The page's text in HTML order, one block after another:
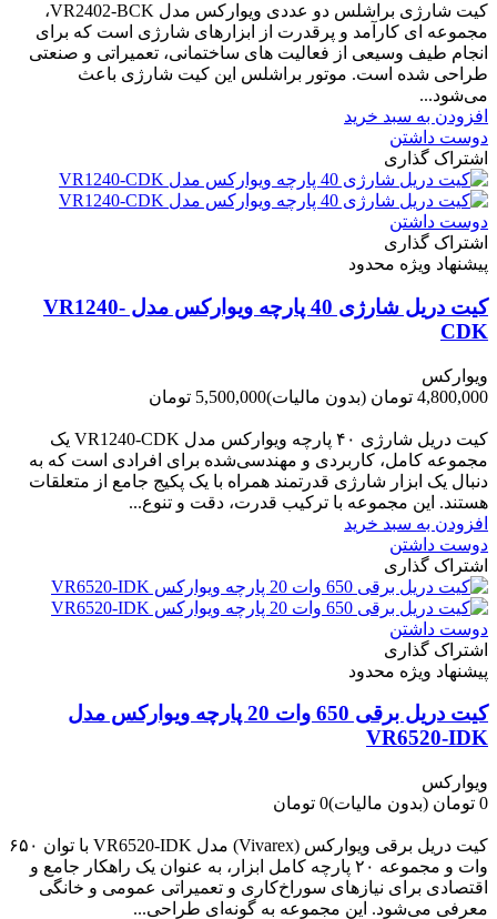
کیت شارژی براشلس دو عددی ویوارکس مدل VR2402-BCK،
مجموعه ای کارآمد و پرقدرت از ابزارهای شارژی است که برای
انجام طیف وسیعی از فعالیت های ساختمانی، تعمیراتی و صنعتی
طراحی شده است. موتور براشلس این کیت شارژی باعث
می‌شود...
افزودن به سبد خرید
دوست داشتن
اشتراک گذاری
دوست داشتن
اشتراک گذاری
پیشنهاد ویژه محدود
کیت دریل شارژی 40 پارچه ویوارکس مدل VR1240-
CDK
ویوارکس
4,800,000 تومان
(بدون مالیات)5,500,000 تومان
کیت دریل شارژی ۴۰ پارچه ویوارکس مدل VR1240‑CDK یک
مجموعه کامل، کاربردی و مهندسی‌شده برای افرادی است که به
دنبال یک ابزار شارژی قدرتمند همراه با یک پکیج جامع از متعلقات
هستند. این مجموعه با ترکیب قدرت، دقت و تنوع...
افزودن به سبد خرید
دوست داشتن
اشتراک گذاری
دوست داشتن
اشتراک گذاری
پیشنهاد ویژه محدود
کیت دریل برقی 650 وات 20 پارچه ویوارکس مدل
VR6520-IDK
ویوارکس
0 تومان
(بدون مالیات)0 تومان
کیت دریل برقی ویوارکس (Vivarex) مدل VR6520-IDK با توان ۶۵۰
وات و مجموعه ۲۰ پارچه کامل ابزار، به عنوان یک راهکار جامع و
اقتصادی برای نیازهای سوراخ‌کاری و تعمیراتی عمومی و خانگی
معرفی می‌شود. این مجموعه به گونه‌ای طراحی...